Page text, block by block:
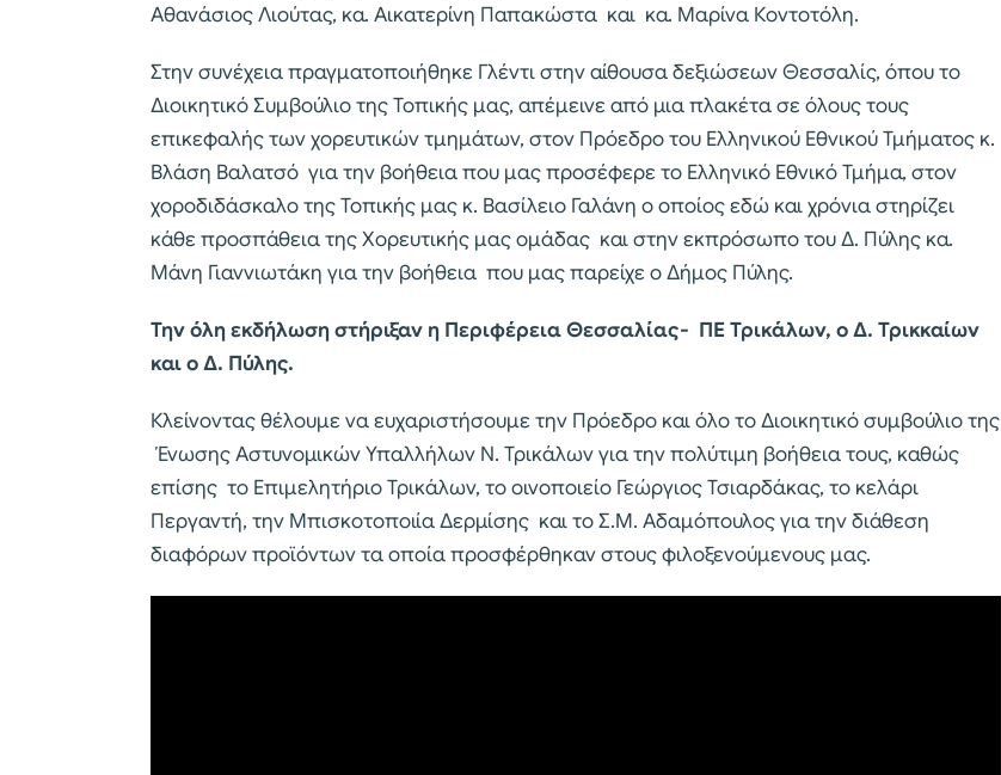
Αθανάσιος Λιούτας, κα. Αικατερίνη Παπακώστα και κα. Μαρίνα Κοντοτόλη.
Στην συνέχεια πραγματοποιήθηκε Γλέντι στην αίθουσα δεξιώσεων Θεσσαλίς, όπου το
Διοικητικό Συμβούλιο της Τοπικής μας, απέμεινε από μια πλακέτα σε όλους τους
επικεφαλής των χορευτικών τμημάτων, στον Πρόεδρο του Ελληνικού Εθνικού Τμήματος κ.
Βλάση Βαλατσό για την βοήθεια που μας προσέφερε το Ελληνικό Εθνικό Τμήμα, στον
χοροδιδάσκαλο της Τοπικής μας κ. Βασίλειο Γαλάνη ο οποίος εδώ και χρόνια στηρίζει
κάθε προσπάθεια της Χορευτικής μας ομάδας και στην εκπρόσωπο του Δ. Πύλης κα.
Μάνη Γιαννιωτάκη για την βοήθεια που μας παρείχε ο Δήμος Πύλης.
Την όλη εκδήλωση στήριξαν η Περιφέρεια Θεσσαλίας- ΠΕ Τρικάλων, ο Δ. Τρικκαίων
και ο Δ. Πύλης.
Κλείνοντας θέλουμε να ευχαριστήσουμε την Πρόεδρο και όλο το Διοικητικό συμβούλιο της
Ένωσης Αστυνομικών Υπαλλήλων Ν. Τρικάλων για την πολύτιμη βοήθεια τους, καθώς
επίσης το Επιμελητήριο Τρικάλων, το οινοποιείο Γεώργιος Τσιαρδάκας, το κελάρι
Περγαντή, την Μπισκοτοποιία Δερμίσης και το Σ.Μ. Αδαμόπουλος για την διάθεση
διαφόρων προϊόντων τα οποία προσφέρθηκαν στους φιλοξενούμενους μας.